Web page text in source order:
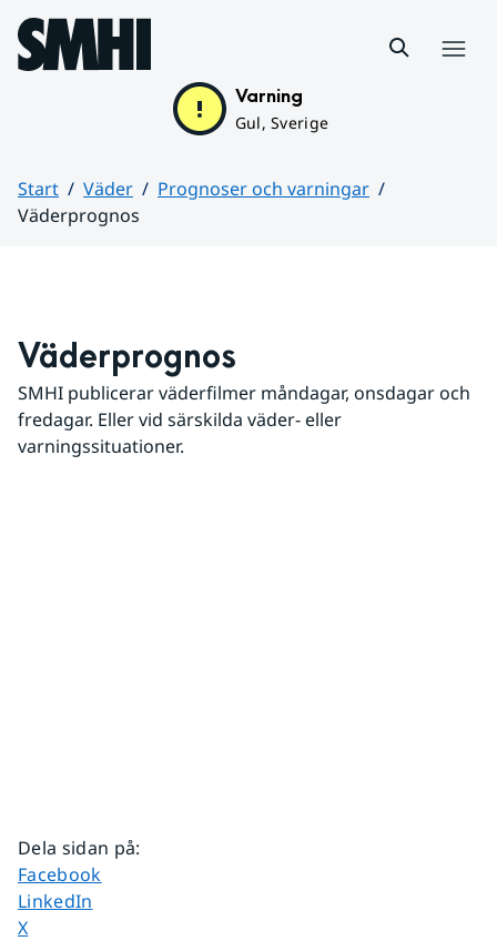
Hoppa till sidans innehåll
Varning
Gul, Sverige
Start Väder
Prognoser och varningar
Väderprognos
Väderprognos
SMHI publicerar väderfilmer måndagar, onsdagar och
fredagar. Eller vid särskilda väder- eller
varningssituationer.
Dela sidan på:
Dela sidan på
Facebook
Dela sidan på
LinkedIn
Dela sidan på
X